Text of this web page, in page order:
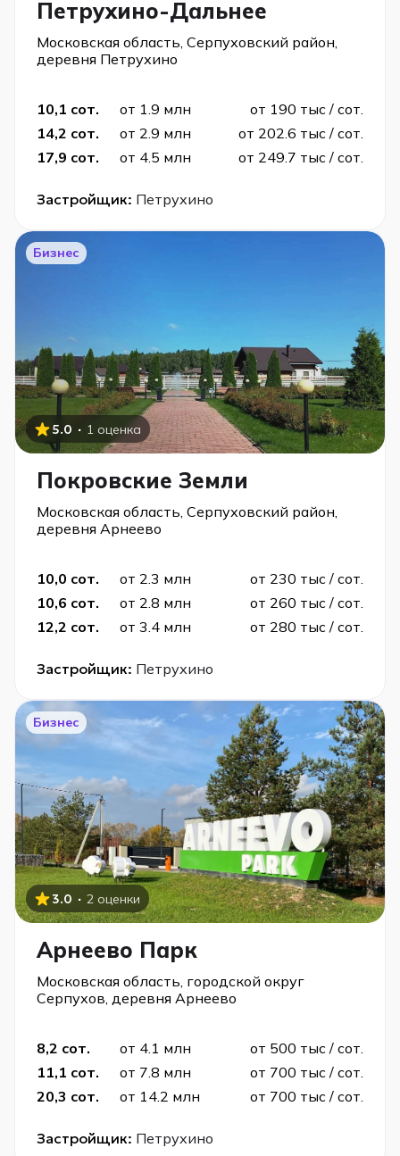
Петрухино-Дальнее
Московская область, Серпуховский район,
деревня Петрухино
10,1 сот. от 1.9 млн
от 190 тыс / сот.
14,2 сот.
от 2.9 млн
от 202.6 тыс / сот.
17,9 сот.
от 4.5 млн от 249.7 тыс / сот.
Застройщик: Петрухино
Бизнес
5.0 · 1 оценка
Покровские Земли
Московская область, Серпуховский район,
деревня Арнеево
10,0 сот. от 2.3 млн
от 230 тыс / сот.
10,6 сот.
от 2.8 млн
от 260 тыс / сот.
12,2 сот.
от 3.4 млн от 280 тыс / сот.
Застройщик: Петрухино
Бизнес
3.0 · 2 оценки
Арнеево Парк
Московская область, городской округ
Серпухов, деревня Арнеево
8,2 сот. от 4.1 млн
от 500 тыс / сот.
11,1 сот.
от 7.8 млн
от 700 тыс / сот.
20,3 сот.
от 14.2 млн от 700 тыс / сот.
Застройщик: Петрухино